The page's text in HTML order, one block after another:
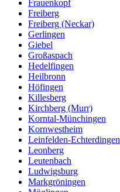
Frauenkopf
Freiberg
Freiberg (Neckar)
Gerlingen
Giebel
Großaspach
Hedelfingen
Heilbronn
Höfingen
Killesberg
Kirchberg (Murr)
Korntal-Münchingen
Kornwestheim
Leinfelden-Echterdingen
Leonberg
Leutenbach
Ludwigsburg
Markgröningen